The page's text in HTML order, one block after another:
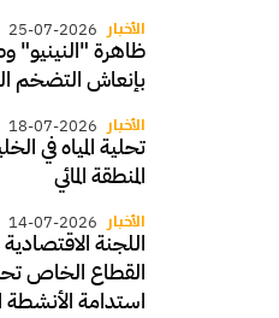
الأخبار 25-07-2026
ظاهرة "النينيو"
بإنعاش التضخم
الأخبار 18-07-2026
تحلية المياه في
المنطقة المائي
الأخبار 14-07-2026
اللجنة
القطاع الخاص
استدامة الأنشطة